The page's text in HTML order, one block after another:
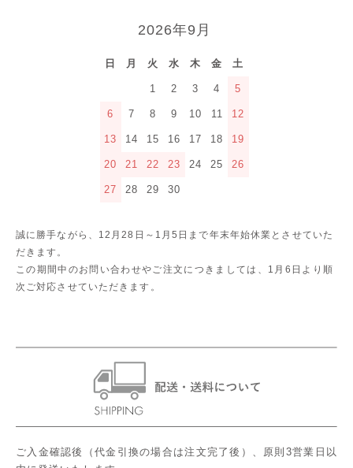
2026年9月
日 月 火 水 木 金 土
1 2 3 4 5
6 7 8 9 10 11 12
13 14 15 16 17 18 19
20 21 22 23 24 25 26
27 28 29 30
誠に勝手ながら、12月28日～1月5日まで年末年始休業とさせていた
だきます。
この期間中のお問い合わせやご注文につきましては、1月6日より順
次ご対応させていただきます。
ご入金確認後（代金引換の場合は注文完了後）、原則3営業日以